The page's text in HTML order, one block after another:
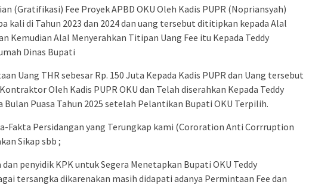
(Gratifikasi) Fee Proyek APBD OKU Oleh Kadis PUPR (Nopriansyah)
kali di Tahun 2023 dan 2024 dan uang tersebut dititipkan kepada Alal
Kemudian Alal Menyerahkan Titipan Uang Fee itu Kepada Teddy
Dinas Bupati
Uang THR sebesar Rp. 150 Juta Kepada Kadis PUPR dan Uang tersebut
Oleh Kadis PUPR OKU dan Telah diserahkan Kepada Teddy
Bulan Puasa Tahun 2025 setelah Pelantikan Bupati OKU Terpilih.
Fakta Persidangan yang Terungkap kami (Cororation Anti Corrruption
Sikap sbb ;
dan penyidik KPK untuk Segera Menetapkan Bupati OKU Teddy
tersangka dikarenakan masih didapati adanya Permintaan Fee dan